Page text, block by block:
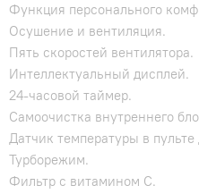
Функция персонального
Осушение и вентиляция.
Пять скоростей вентилятора.
Интеллектуальный дисплей.
24-часовой таймер.
Самоочистка внутреннего
Датчик температуры в пульте
Турборежим.
Фильтр с витамином С.